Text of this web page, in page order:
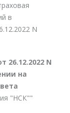
в
N
26.12.2022 N
на
"НСК""